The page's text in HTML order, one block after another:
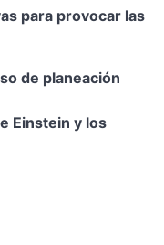
para provocar las
de planeación
Einstein y los